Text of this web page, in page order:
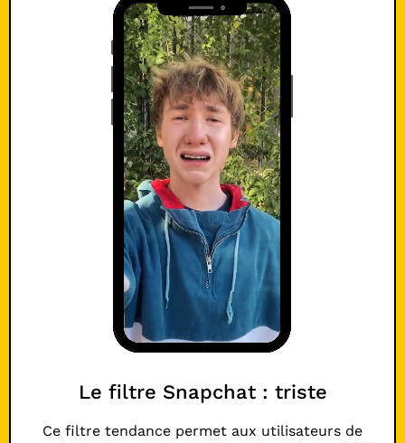
Le filtre Snapchat : triste
Ce filtre tendance permet aux utilisateurs de